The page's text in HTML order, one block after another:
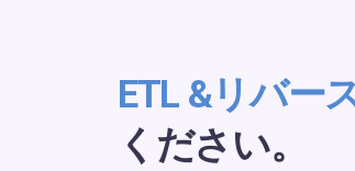
ETL &リバー
ください。